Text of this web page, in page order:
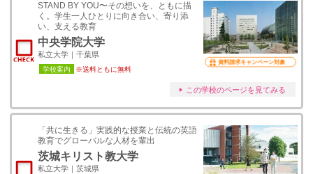
STAND BY YOU〜その想いを、ともに描
く。学生一人ひとりに向き合い、寄り添
い、支える教育
中央学院大学
私立大学｜千葉県
学校案内 ※送料ともに無料
資料請求キャンペーン対象
この学校のページを見てみる
「共に生きる」実践的な授業と伝統の英語
教育でグローバルな人材を輩出
茨城キリスト教大学
私立大学｜茨城県